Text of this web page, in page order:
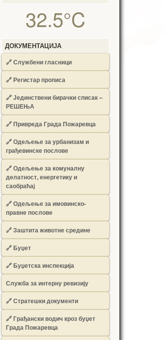
32.5°C
ДОКУМЕНТАЦИЈА
🔗Службени гласници
🔗Регистар прописа
🔗Јединствени бирачки списак –
РЕШЕЊА
🔗Привреда Града Пожаревца
🔗Одељење за урбанизам и
грађевинске послове
🔗Одељење за комуналну
делатност, енергетику и
саобраћај
🔗Одељење за имовинско-
правне послове
🔗Заштита животне средине
🔗Буџет
🔗Буџетска инспекција
Служба за интерну ревизију
🔗Стратешки документи
🔗Грађански водич кроз буџет
Града Пожаревца